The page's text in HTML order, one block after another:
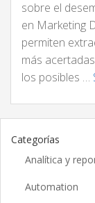
sobre el
en Marketing
permiten
más
los posibles …
Categorías
Analítica y
Automation